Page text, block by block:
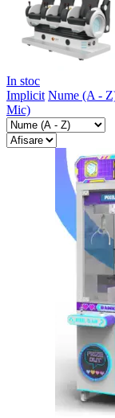
In stoc
Implicit Nume (A -
Mic)